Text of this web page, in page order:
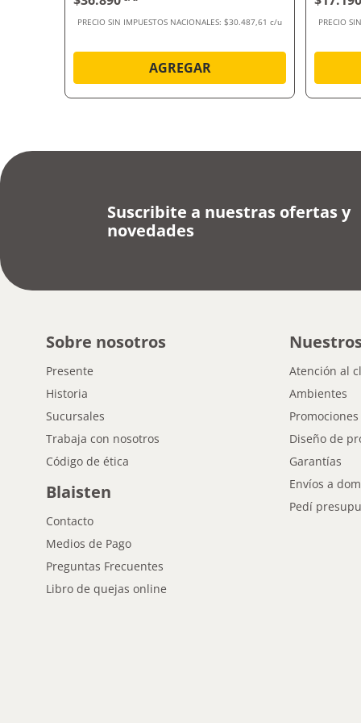
PRECIO SIN IMPUESTOS NACIONALES: $30.487,61 c/u
AGREGAR
PRECIO
Suscribite a nuestras ofertas y
novedades
Sobre nosotros
Presente
Historia
Sucursales
Trabaja con nosotros
Código de ética
Blaisten
Contacto
Medios de Pago
Preguntas Frecuentes
Libro de quejas online
Atención al
Ambientes
Promociones
Diseño de
Garantías
Envíos a
Pedí